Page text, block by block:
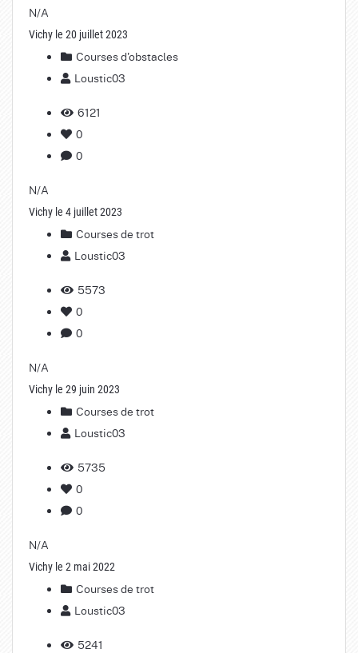
N/A
Vichy le 20 juillet 2023
Courses d'obstacles
Loustic03
6121
0
0
N/A
Vichy le 4 juillet 2023
Courses de trot
Loustic03
5573
0
0
N/A
Vichy le 29 juin 2023
Courses de trot
Loustic03
5735
0
0
N/A
Vichy le 2 mai 2022
Courses de trot
Loustic03
5241